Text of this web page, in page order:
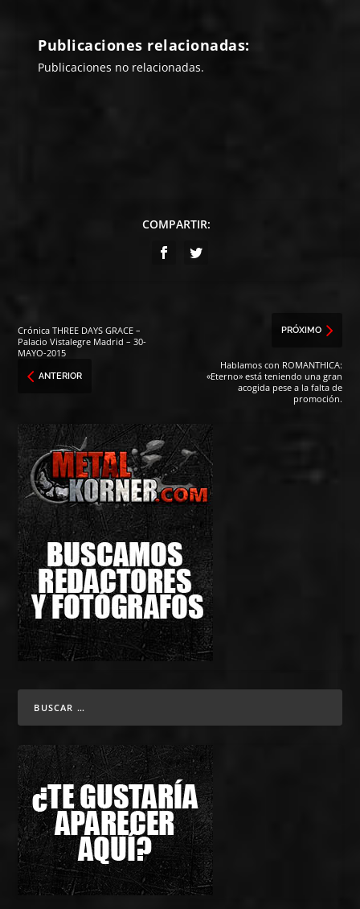
Publicaciones relacionadas:
Publicaciones no relacionadas.
COMPARTIR:
Crónica THREE DAYS GRACE –
Palacio Vistalegre Madrid – 30-
MAYO-2015
ANTERIOR
PRÓXIMO
Hablamos con ROMANTHICA:
«Eterno» está teniendo una gran
acogida pese a la falta de
promoción.